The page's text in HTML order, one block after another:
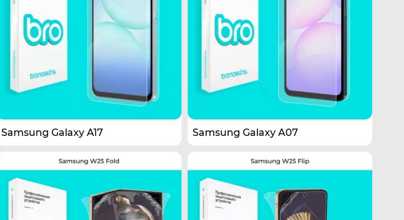
Samsung Galaxy A17 Samsung Galaxy A07